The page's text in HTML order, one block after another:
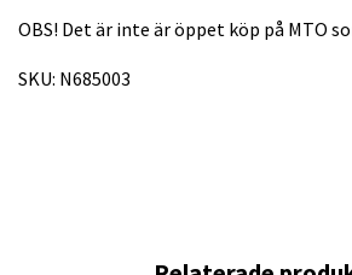
OBS! Det är inte är öppet köp på MTO
SKU: N685003